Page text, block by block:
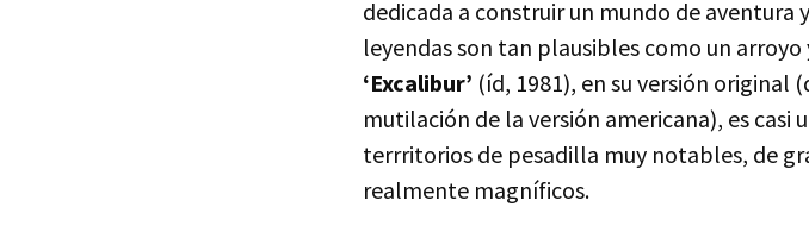
dedicada a construir un mundo de
leyendas son tan plausibles como un
‘Excalibur’ (íd, 1981), en su versión original
mutilación de la versión americana), es
terrritorios de pesadilla muy notables, de
realmente magníficos.